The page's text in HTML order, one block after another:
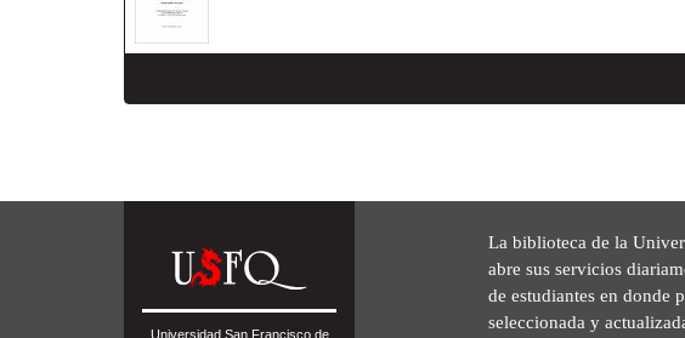
Universidad San Francisco de
La biblioteca de la
abre sus servicios
de estudiantes en donde
seleccionada y